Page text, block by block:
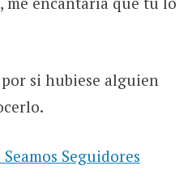
si hubiese alguien
Seguidores